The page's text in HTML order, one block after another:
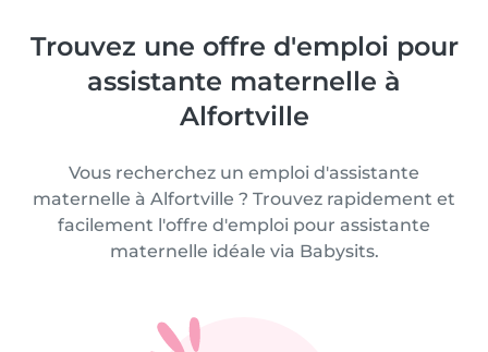
Trouvez une offre d'emploi pour
assistante maternelle à
Alfortville
Vous recherchez un emploi d'assistante
maternelle à Alfortville ? Trouvez rapidement et
facilement l'offre d'emploi pour assistante
maternelle idéale via Babysits.